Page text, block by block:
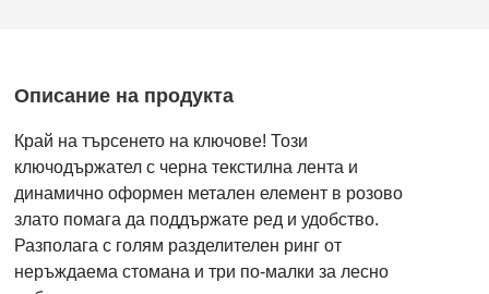
Описание на продукта
Край на търсенето на ключове! Този
ключодържател с черна текстилна лента и
динамично оформен метален елемент в розово
злато помага да поддържате ред и удобство.
Разполага с голям разделителен ринг от
неръждаема стомана и три по-малки за лесно